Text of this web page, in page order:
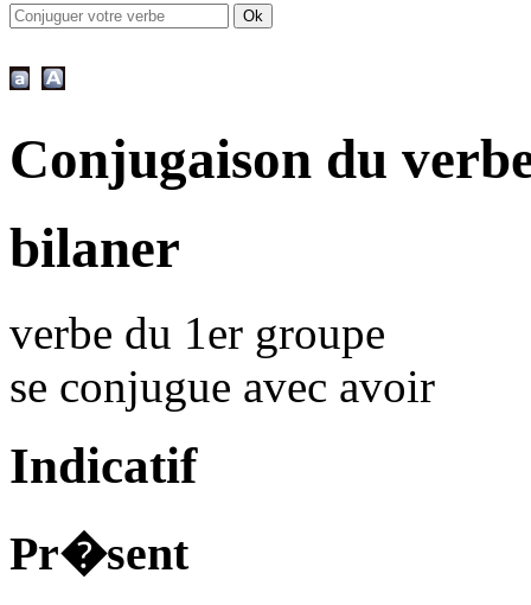
Conjugaison du
bilaner
verbe du 1er groupe
se conjugue avec avoir
Indicatif
Pr�sent